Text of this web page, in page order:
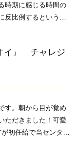
時期に感じる時間の
反比例するという
人、市民、労働者
イ』 チャレジ
す。朝から目が覚め
ただきました！可愛
初任給で当センター